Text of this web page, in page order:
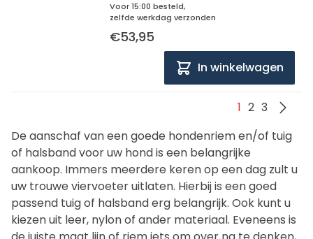
Voor 15:00 besteld,
zelfde werkdag verzonden
€53,95
In winkelwagen
1 2 3
De aanschaf van een goede hondenriem en/of tuig
of halsband voor uw hond is een belangrijke
aankoop. Immers meerdere keren op een dag zult u
uw trouwe viervoeter uitlaten. Hierbij is een goed
passend tuig of halsband erg belangrijk. Ook kunt u
kiezen uit leer, nylon of ander materiaal. Eveneens is